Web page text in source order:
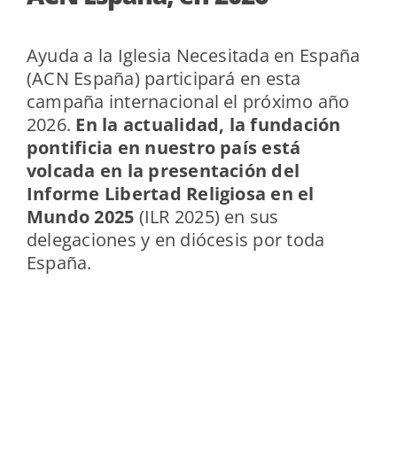
Ayuda a la Iglesia Necesitada en España
(ACN España) participará en esta
campaña internacional el próximo año
2026. En la actualidad, la fundación
pontificia en nuestro país está
volcada en la presentación del
Informe Libertad Religiosa en el
Mundo 2025 (ILR 2025) en sus
delegaciones y en diócesis por toda
España.